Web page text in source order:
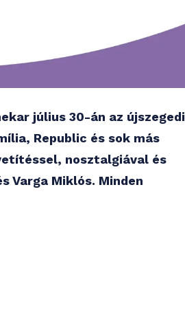
július 30-án az újszegedi
Republic és sok más
nosztalgiával és
Varga Miklós. Minden